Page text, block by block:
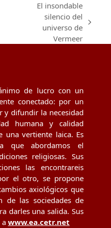
El insondable
silencio del
universo de
Vermeer
de lucro con un
conectado: por un
y difundir la necesidad
humana y calidad
una vertiente laica. Es
que abordamos el
religiosas. Sus
las encontrareis
el otro, se propone
axiológicos que
de las sociedades de
darles una salida. Sus
a www.ea.cetr.net